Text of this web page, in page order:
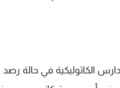
الكاثوليكية في